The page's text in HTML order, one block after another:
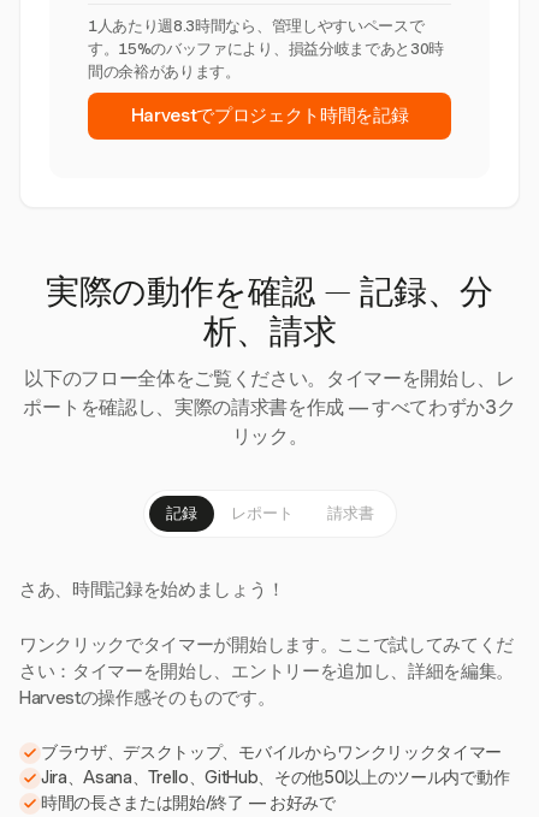
1人あたり週8.3時間なら、管理しやすいペースで
す。15%のバッファにより、損益分岐まであと30時
間の余裕があります。
Harvestでプロジェクト時間を記録
実際の動作を確認 — 記録、分
析、請求
以下のフロー全体をご覧ください。タイマーを開始し、レ
ポートを確認し、実際の請求書を作成 — すべてわずか3ク
リック。
記録 レポート 請求書
さあ、時間記録を始めましょう！
ワンクリックでタイマーが開始します。ここで試してみてくだ
さい：タイマーを開始し、エントリーを追加し、詳細を編集。
Harvestの操作感そのものです。
ブラウザ、デスクトップ、モバイルからワンクリックタイマー
Jira、Asana、Trello、GitHub、その他50以上のツール内で動作
時間の長さまたは開始/終了 — お好みで